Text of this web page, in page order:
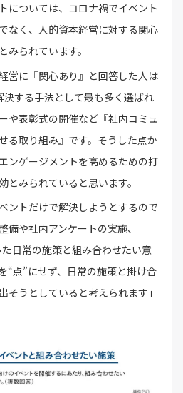
については、コロナ禍でイベント
なく、人的資本経営に対する関心
みられています。
営に『関心あり』と回答した人は
する手法として最も多く選ばれ
や表彰式の開催など『社内コミュ
る取り組み』です。そうした点か
ンゲージメントを高めるための打
とみられていると思います。
ントだけで解決しようとするので
備や社内アンケートの実施、
日常の施策と組み合わせたい意
“点”にせず、日常の施策と掛け合
そうとしていると考えられます」